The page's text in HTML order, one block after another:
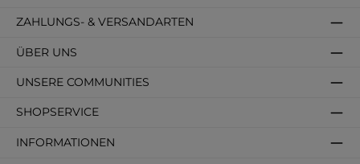
SHOPSERVICE
INFORMATIONEN
ZAHLUNGS- & VERSANDARTEN
ÜBER UNS
UNSERE COMMUNITIES